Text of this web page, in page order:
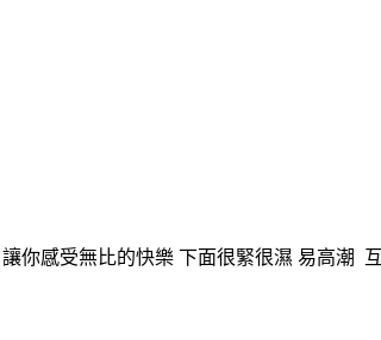
感受無比的快樂 下面很緊很濕 易高潮